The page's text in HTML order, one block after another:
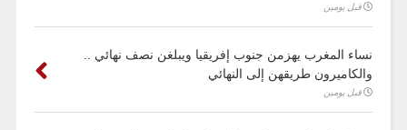
قبل يومين
نساء المغرب يهزمن جنوب إفريقيا ويبلغن نصف نهائي ..
والكاميرون طريقهن إلى النهائي
قبل يومين